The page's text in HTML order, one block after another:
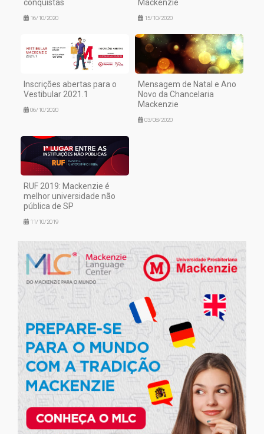
conquistas
16/10/2020
Mackenzie
15/10/2020
Inscrições abertas para o
Vestibular 2021.1
06/10/2020
Mensagem de Natal e Ano
Novo da Chancelaria
Mackenzie
03/08/2020
RUF 2019: Mackenzie é
melhor universidade não
pública de SP
11/10/2019